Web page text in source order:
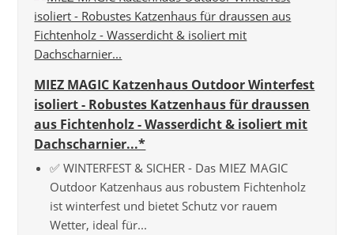
MIEZ MAGIC Katzenhaus Outdoor Winterfest
isoliert - Robustes Katzenhaus für draussen
aus Fichtenholz - Wasserdicht & isoliert mit
Dachscharnier...*
✅ WINTERFEST & SICHER - Das MIEZ MAGIC
Outdoor Katzenhaus aus robustem Fichtenholz
ist winterfest und bietet Schutz vor rauem
Wetter, ideal für...